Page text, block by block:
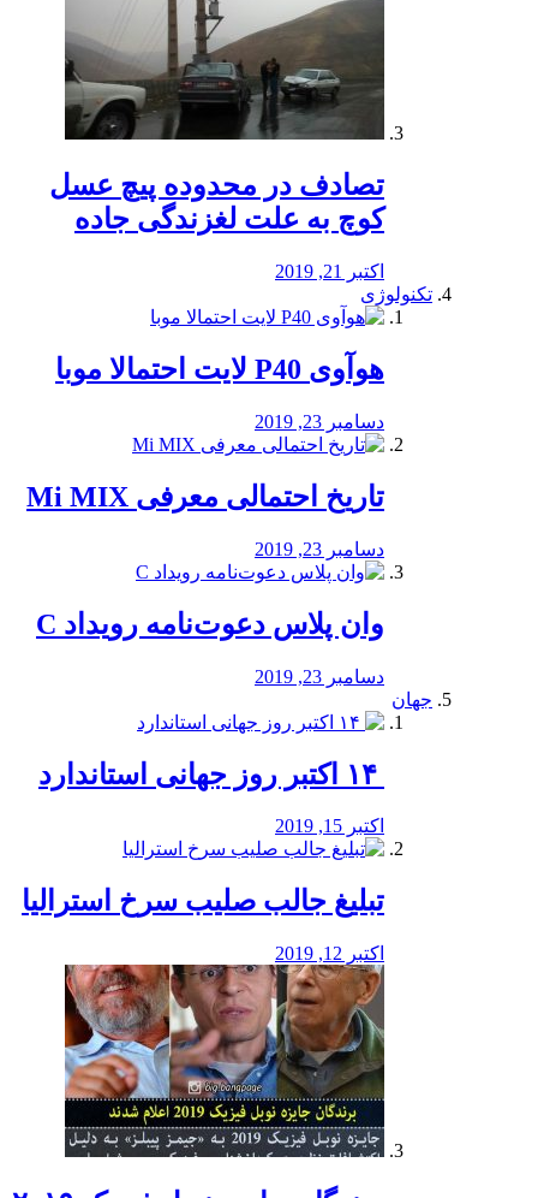
تصادف در محدوده پیچ عسل
کوچ به علت لغزندگی جاده
اکتبر 21, 2019
تکنولوژی
هوآوی P40 لایت احتمالا موبا
دسامبر 23, 2019
تاریخ احتمالی معرفی Mi MIX
دسامبر 23, 2019
وان پلاس دعوت‌نامه رویداد C
دسامبر 23, 2019
جهان
اکتبر 15, 2019
تبلیغ جالب صلیب سرخ استرالیا
اکتبر 12, 2019